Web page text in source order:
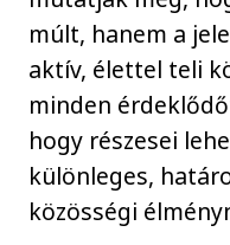
múlt, hanem a
aktív, élettel teli
minden
hogy részesei
különleges,
közösségi